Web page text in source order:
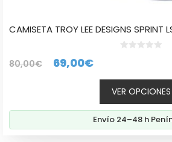
CAMISETA TROY LEE DESIGNS SPRINT
80,00€
El
era:
80,00€.
69,00€El
precio
actual
es:
69,00€.
VER OPCIONES
Envío 24–48 h